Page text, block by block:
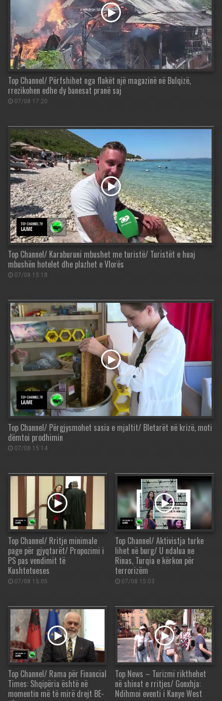
Top Channel/ Përfshihet nga flakët një magazinë në Bulqizë,
rrezikohen edhe dy banesat pranë saj
07/08 17:20
Top Channel/ Karaburuni mbushet me turistë/ Turistët e huaj
mbushën hotelet dhe plazhet e Vlorës
07/08 15:18
Top Channel/ Përgjysmohet sasia e mjaltit/ Bletarët në krizë, moti
dëmtoi prodhimin
07/08 15:14
Top Channel/ Rritje minimale
page për gjyqtarët/ Propozimi i
PS pas vendimit të
Kushtetueses
07/08 15:05
Top Channel/ Aktivistja turke
lihet në burg/ U ndalua ne
Rinas, Turqia e kërkon për
terrorizëm
07/08 15:03
Top Channel/ Rama për Financial
Times: Shqipëria është në
momentin më të mirë drejt BE-
Top News – Turizmi rikthehet
në shinat e rritjes/ Gonxhja:
Ndihmoi eventi i Kanye West